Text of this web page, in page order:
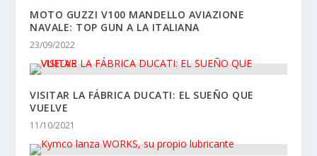
MOTO GUZZI V100 MANDELLO AVIAZIONE
NAVALE: TOP GUN A LA ITALIANA
23/09/2022
VISITAR LA FÁBRICA DUCATI: EL SUEÑO QUE
VUELVE
11/10/2021